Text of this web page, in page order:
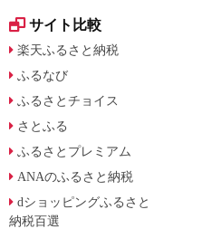
サイト比較
楽天ふるさと納税
ふるなび
ふるさとチョイス
さとふる
ふるさとプレミアム
ANAのふるさと納税
dショッピングふるさと
納税百選